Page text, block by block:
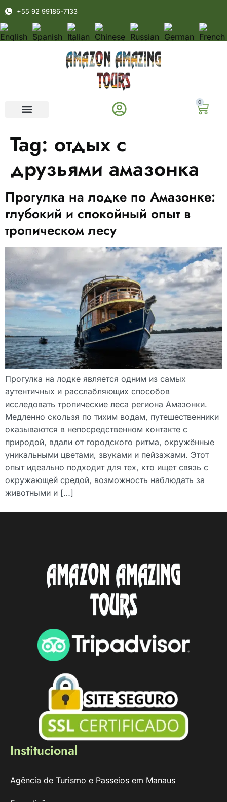
+55 92 99186-7133
0
Tag: отдых с
друзьями амазонка
Прогулка на лодке по Амазонке:
глубокий и спокойный опыт в
тропическом лесу
Прогулка на лодке является одним из самых
аутентичных и расслабляющих способов
исследовать тропические леса региона Амазонки.
Медленно скользя по тихим водам, путешественники
оказываются в непосредственном контакте с
природой, вдали от городского ритма, окружённые
уникальными цветами, звуками и пейзажами. Этот
опыт идеально подходит для тех, кто ищет связь с
окружающей средой, возможность наблюдать за
животными и […]
Institucional
Agência de Turismo e Passeios em Manaus